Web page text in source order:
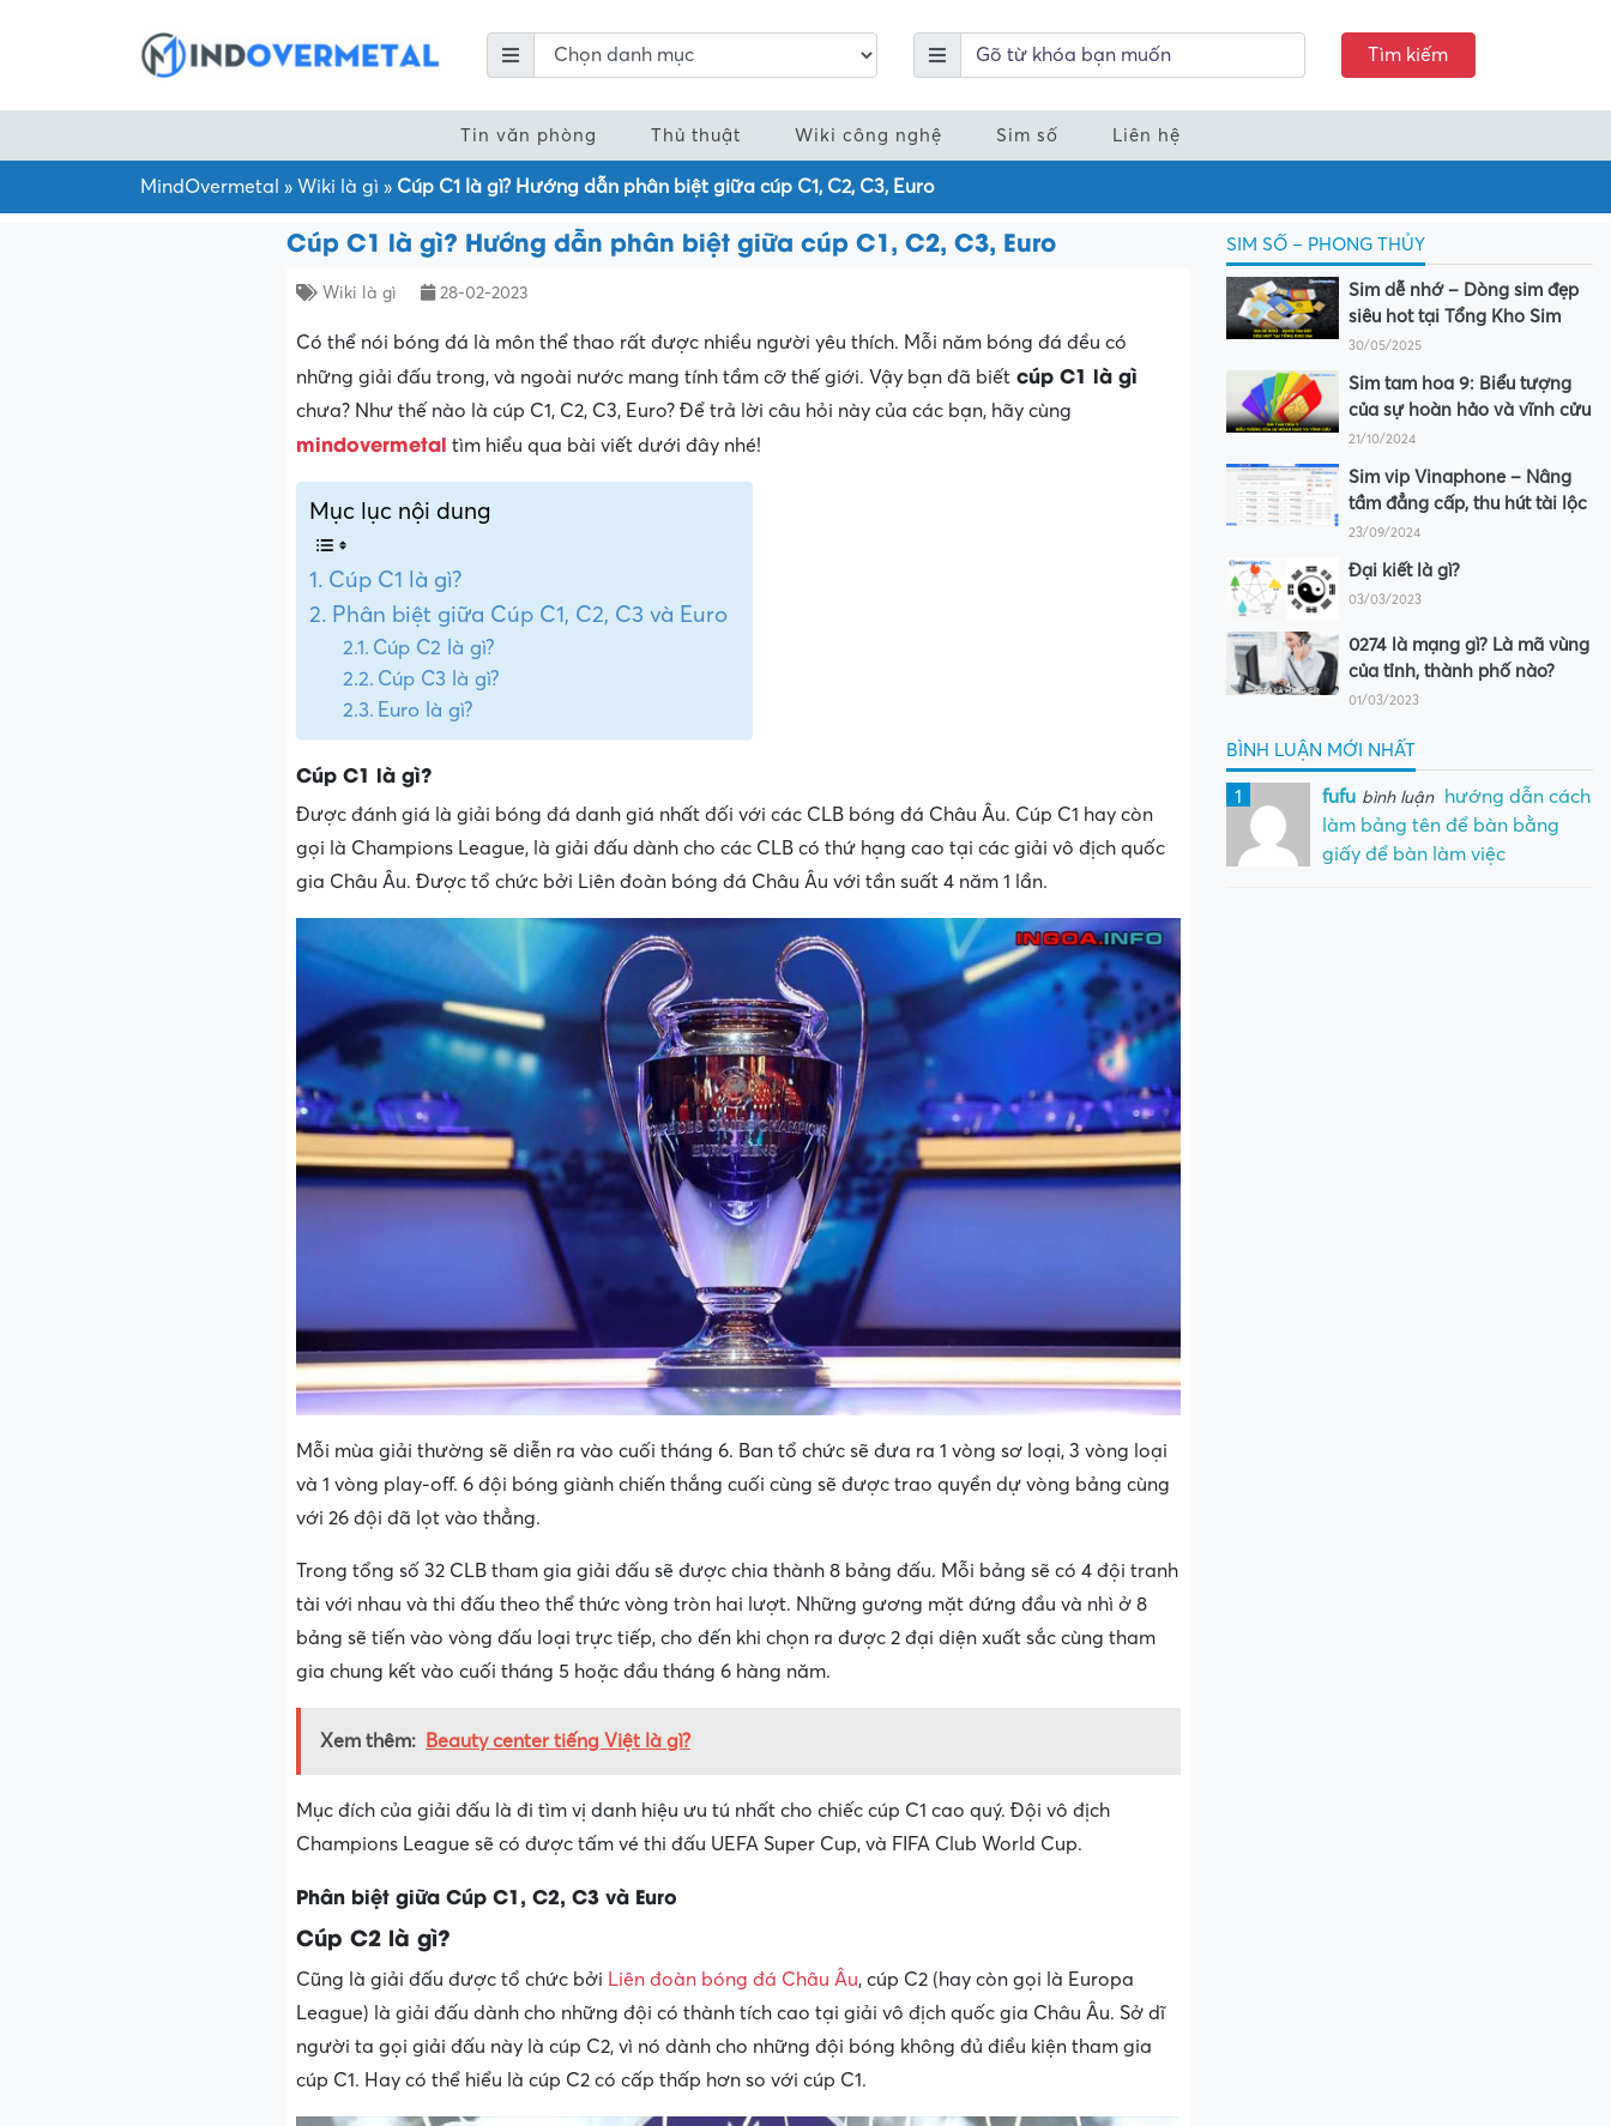
Tìm kiếm
Tin văn phòng Thủ thuật Wiki công nghệ Sim số Liên hệ
MindOvermetal » Wiki là gì » Cúp C1 là gì? Hướng dẫn phân biệt giữa cúp C1, C2, C3, Euro
Cúp C1 là gì? Hướng dẫn phân biệt giữa cúp C1, C2, C3, Euro
Wiki là gì 28-02-2023
Có thể nói bóng đá là môn thể thao rất được nhiều người yêu thích. Mỗi năm bóng đá đều có
những giải đấu trong, và ngoài nước mang tính tầm cỡ thế giới. Vậy bạn đã biết cúp C1 là gì
chưa? Như thế nào là cúp C1, C2, C3, Euro? Để trả lời câu hỏi này của các bạn, hãy cùng
mindovermetal tìm hiểu qua bài viết dưới đây nhé!
Mục lục nội dung
Cúp C1 là gì?
Phân biệt giữa Cúp C1, C2, C3 và Euro
Cúp C2 là gì?
Cúp C3 là gì?
Euro là gì?
Cúp C1 là gì?
Được đánh giá là giải bóng đá danh giá nhất đối với các CLB bóng đá Châu Âu. Cúp C1 hay còn
gọi là Champions League, là giải đấu dành cho các CLB có thứ hạng cao tại các giải vô địch quốc
gia Châu Âu. Được tổ chức bởi Liên đoàn bóng đá Châu Âu với tần suất 4 năm 1 lần.
Mỗi mùa giải thường sẽ diễn ra vào cuối tháng 6. Ban tổ chức sẽ đưa ra 1 vòng sơ loại, 3 vòng loại
và 1 vòng play-off. 6 đội bóng giành chiến thắng cuối cùng sẽ được trao quyền dự vòng bảng cùng
với 26 đội đã lọt vào thẳng.
Trong tổng số 32 CLB tham gia giải đấu sẽ được chia thành 8 bảng đấu. Mỗi bảng sẽ có 4 đội tranh
tài với nhau và thi đấu theo thể thức vòng tròn hai lượt. Những gương mặt đứng đầu và nhì ở 8
bảng sẽ tiến vào vòng đấu loại trực tiếp, cho đến khi chọn ra được 2 đại diện xuất sắc cùng tham
gia chung kết vào cuối tháng 5 hoặc đầu tháng 6 hàng năm.
Xem thêm: Beauty center tiếng Việt là gì?
Mục đích của giải đấu là đi tìm vị danh hiệu ưu tú nhất cho chiếc cúp C1 cao quý. Đội vô địch
Champions League sẽ có được tấm vé thi đấu UEFA Super Cup, và FIFA Club World Cup.
Phân biệt giữa Cúp C1, C2, C3 và Euro
Cúp C2 là gì?
Cũng là giải đấu được tổ chức bởi Liên đoàn bóng đá Châu Âu, cúp C2 (hay còn gọi là Europa
League) là giải đấu dành cho những đội có thành tích cao tại giải vô địch quốc gia Châu Âu. Sở dĩ
người ta gọi giải đấu này là cúp C2, vì nó dành cho những đội bóng không đủ điều kiện tham gia
cúp C1. Hay có thể hiểu là cúp C2 có cấp thấp hơn so với cúp C1.
SIM SỐ – PHONG THỦY
Sim dễ nhớ – Dòng sim đẹp
siêu hot tại Tổng Kho Sim
30/05/2025
Sim tam hoa 9: Biểu tượng
của sự hoàn hảo và vĩnh cửu
21/10/2024
Sim vip Vinaphone – Nâng
tầm đẳng cấp, thu hút tài lộc
23/09/2024
Đại kiết là gì?
03/03/2023
0274 là mạng gì? Là mã vùng
của tỉnh, thành phố nào?
01/03/2023
BÌNH LUẬN MỚI NHẤT
1 fufu bình luận
hướng dẫn cách
làm bảng tên để bàn bằng
giấy để bàn làm việc